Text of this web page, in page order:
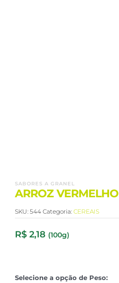
SABORES A GRANEL
ARROZ VERMELHO
SKU: 544 Categoria: CEREAIS
R$ 2,18 (100g)
Selecione a opção de Peso: